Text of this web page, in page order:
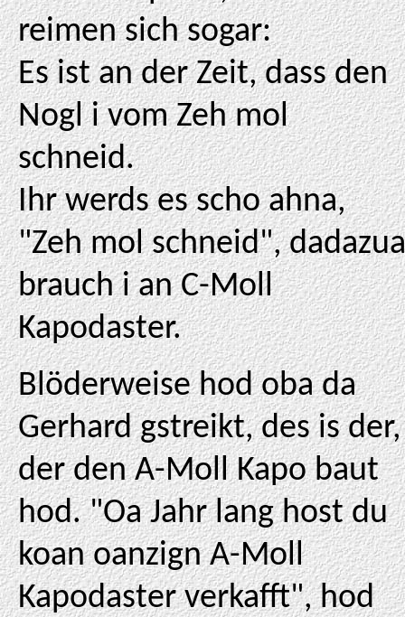
reimen sich sogar:
Es ist an der Zeit, dass den
Nogl i vom Zeh mol
schneid.
Ihr werds es scho ahna,
"Zeh mol schneid", dadazua
brauch i an C-Moll
Kapodaster.
Blöderweise hod oba da
Gerhard gstreikt, des is der,
der den A-Moll Kapo baut
hod. "Oa Jahr lang host du
koan oanzign A-Moll
Kapodaster verkafft", hod